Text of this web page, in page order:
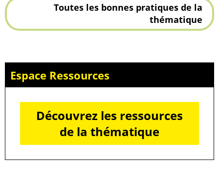
Toutes les bonnes pratiques de la
thématique
Espace Ressources
Découvrez les ressources
de la thématique